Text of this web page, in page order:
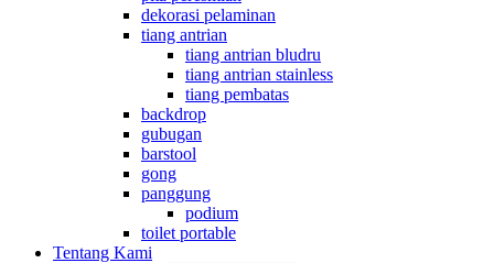
dekorasi pelaminan
tiang antrian
tiang antrian bludru
tiang antrian stainless
tiang pembatas
backdrop
gubugan
barstool
gong
panggung
podium
toilet portable
Tentang Kami